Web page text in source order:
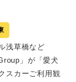
浅草橋など
」が「愛犬
スカーご利用観